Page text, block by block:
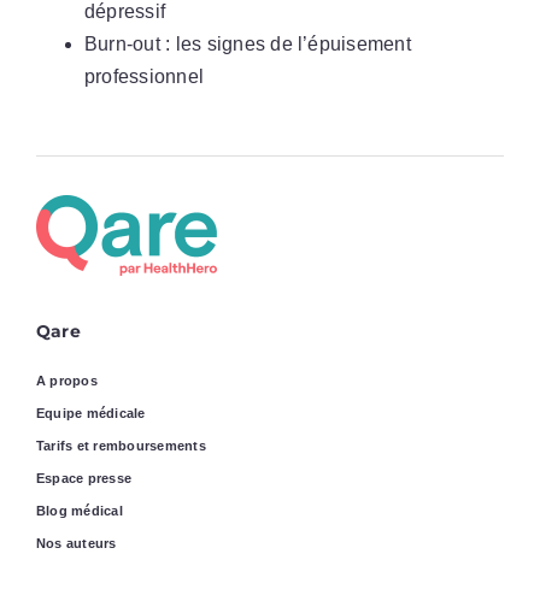
dépressif
Burn-out : les signes de l’épuisement
professionnel
Qare
A propos
Equipe médicale
Tarifs et remboursements
Espace presse
Blog médical
Nos auteurs